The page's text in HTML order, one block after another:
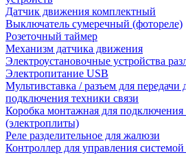
Датчик движения комплектный
Выключатель сумеречный (фотореле)
Розеточный таймер
Механизм датчика движения
Электроустановочные устройства
Электропитание USB
Мультивставка / разъем для
подключения техники связи
Коробка монтажная для подключения
(электроплиты)
Реле разделительное для жалюзи
Контроллер для управления